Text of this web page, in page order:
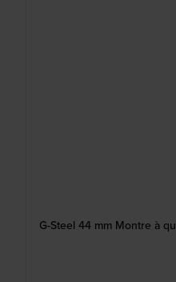
G-Steel 44 mm Montre à